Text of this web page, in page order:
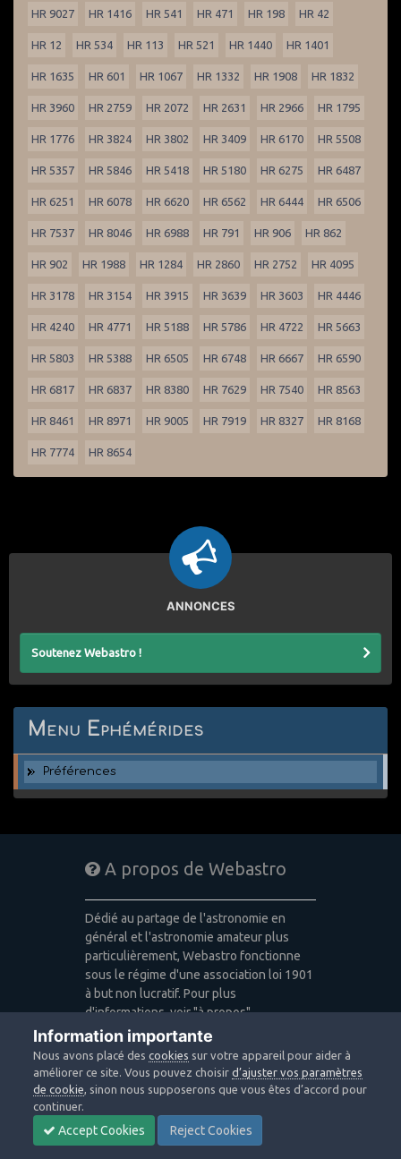
HR 9027 HR 1416 HR 541 HR 471 HR 198 HR 42
HR 12 HR 534 HR 113 HR 521 HR 1440 HR 1401
HR 1635 HR 601 HR 1067 HR 1332 HR 1908 HR 1832
HR 3960 HR 2759 HR 2072 HR 2631 HR 2966 HR 1795
HR 1776 HR 3824 HR 3802 HR 3409 HR 6170 HR 5508
HR 5357 HR 5846 HR 5418 HR 5180 HR 6275 HR 6487
HR 6251 HR 6078 HR 6620 HR 6562 HR 6444 HR 6506
HR 7537 HR 8046 HR 6988 HR 791 HR 906 HR 862
HR 902 HR 1988 HR 1284 HR 2860 HR 2752 HR 4095
HR 3178 HR 3154 HR 3915 HR 3639 HR 3603 HR 4446
HR 4240 HR 4771 HR 5188 HR 5786 HR 4722 HR 5663
HR 5803 HR 5388 HR 6505 HR 6748 HR 6667 HR 6590
HR 6817 HR 6837 HR 8380 HR 7629 HR 7540 HR 8563
HR 8461 HR 8971 HR 9005 HR 7919 HR 8327 HR 8168
HR 7774 HR 8654
ANNONCES
Soutenez Webastro !
Menu Ephémérides
Préférences
A propos de Webastro
Dédié au partage de l'astronomie en
général et l'astronomie amateur plus
particulièrement, Webastro fonctionne
sous le régime d'une association loi 1901
à but non lucratif. Pour plus
d'informations, voir "à propos".
Publicité: pas de publicité
Icons made byFreepik,Alessio Atzeni,
Pixel Buddha,Icon Pondfrom
www.flaticon.comis licensed by CC 3.0
BY
Design images: Courtesy NASA/JPL-
Information importante
Nous avons placé descookies sur votre appareil pour aider à
améliorer ce site. Vous pouvez choisird’ajuster vos paramètres
de cookie, sinon nous supposerons que vous êtes d’accord pour
continuer.
Accept Cookies Reject Cookies